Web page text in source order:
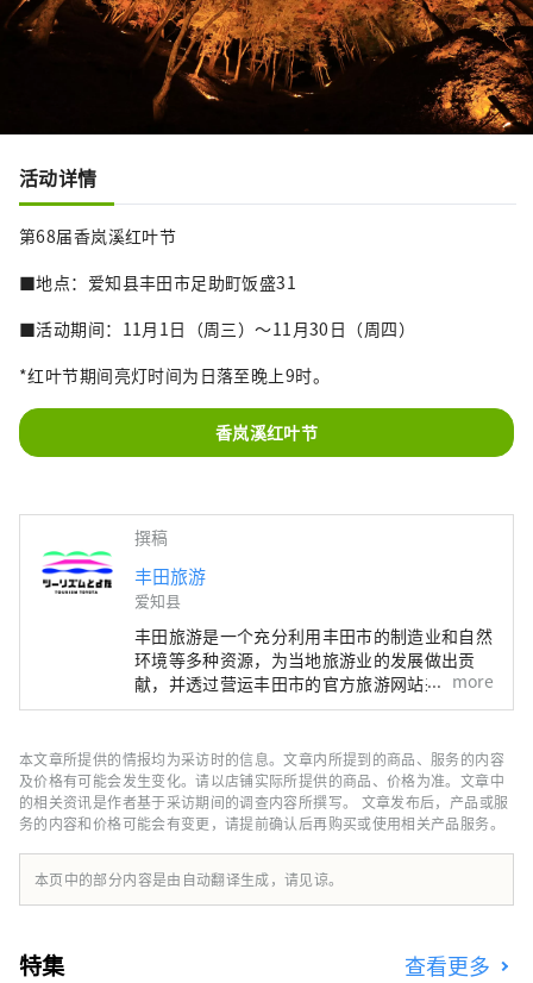
活动详情
第68届香岚溪红叶节
■地点：爱知县丰田市足助町饭盛31
■活动期间：11月1日（周三）～11月30日（周四）
*红叶节期间亮灯时间为日落至晚上9时。
香岚溪红叶节
撰稿
丰田旅游
爱知县
丰田旅游是一个充分利用丰田市的制造业和自然
环境等多种资源，为当地旅游业的发展做出贡
献，并透过营运丰田市的官方旅游网站来传播旅
游资讯，促进市内旅游相关行业发展的组织。
最大规模、吸引了众多游客的丰田Oiden夏祭花
火大会，以及展示日本当代著名艺术作品的丰田
市美术馆等。丰田市被称为「汽车之城」，但其
实也是一个充满魅力的城市，拥有多样化的旅游
资源和迷人的观光景点，欢迎旅客一年四季多次
造访。 为了让丰田市在未来继续成为旅游目的
more
本文章所提供的情报均为采访时的信息。文章内所提到的商品、服务的内容
及价格有可能会发生变化。请以店铺实际所提供的商品、价格为准。文章中
的相关资讯是作者基于采访期间的调查内容所撰写。 文章发布后，产品或服
务的内容和价格可能会有变更，请提前确认后再购买或使用相关产品服务。
本页中的部分内容是由自动翻译生成，请见谅。
特集 查看更多